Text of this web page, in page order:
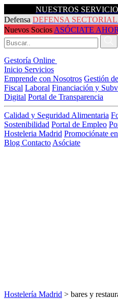
NUESTROS
Defensa DEFENSA SECTORIAL
Nuevos Socios ASÓCIATE
Gestoría Online
Inicio Servicios
Emprende con Nosotros Gestión
Fiscal Laboral Financiación y
Digital Portal de Transparencia
Calidad y Seguridad Alimentaria
Sostenibilidad Portal de Empleo
Hosteleria Madrid Promociónate
Blog Contacto Asóciate
Hostelería Madrid > bares y